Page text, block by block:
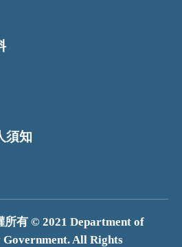
須知
有 © 2021 Department of
All Rights